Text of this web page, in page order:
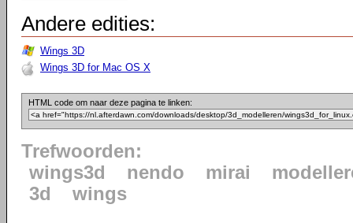
Andere edities:
Wings 3D
Wings 3D for Mac OS X
HTML code om naar deze pagina te linken:
Trefwoorden:
wings3d
nendo mirai
3d
wings